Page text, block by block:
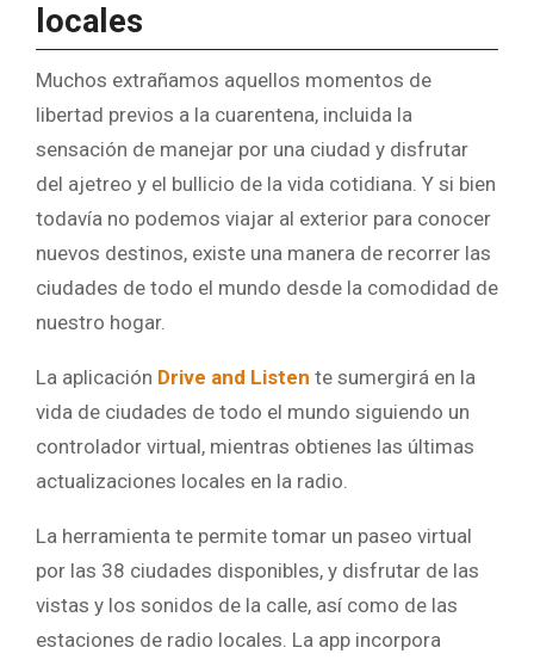
locales
Muchos extrañamos aquellos momentos de
libertad previos a la cuarentena, incluida la
sensación de manejar por una ciudad y disfrutar
del ajetreo y el bullicio de la vida cotidiana. Y si bien
todavía no podemos viajar al exterior para conocer
nuevos destinos, existe una manera de recorrer las
ciudades de todo el mundo desde la comodidad de
nuestro hogar.
La aplicación Drive and Listen te sumergirá en la
vida de ciudades de todo el mundo siguiendo un
controlador virtual, mientras obtienes las últimas
actualizaciones locales en la radio.
La herramienta te permite tomar un paseo virtual
por las 38 ciudades disponibles, y disfrutar de las
vistas y los sonidos de la calle, así como de las
estaciones de radio locales. La app incorpora